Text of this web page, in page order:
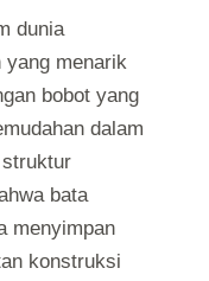
dunia
yang menarik
bobot yang
dalam
struktur
bata
menyimpan
konstruksi